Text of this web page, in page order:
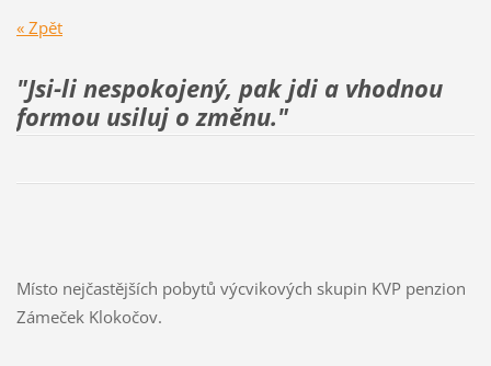
« Zpět
"Jsi-li nespokojený, pak jdi a vhodnou
formou usiluj o změnu."
Místo nejčastějších pobytů výcvikových skupin KVP penzion
Zámeček Klokočov.